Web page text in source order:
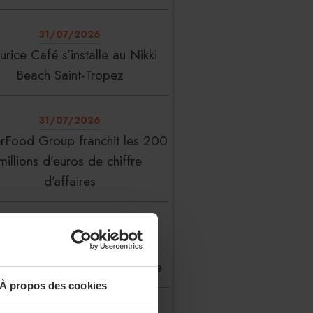
À propos des cookies
31/07/2026
Café s’installe au Nikki
Beach Saint-Tropez
31/07/2026
Group franchit les 200
d’euros de chiffre
d’affaires
31/07/2026
Liste : La Réserve Paris de
meilleur hôtel du monde